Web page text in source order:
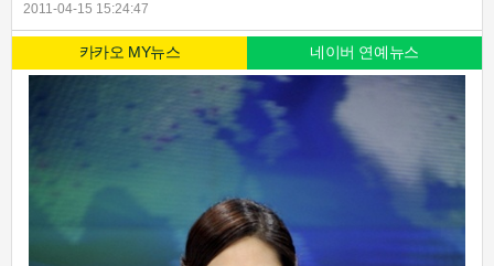
2011-04-15 15:24:47
카카오 MY뉴스 네이버 연예뉴스